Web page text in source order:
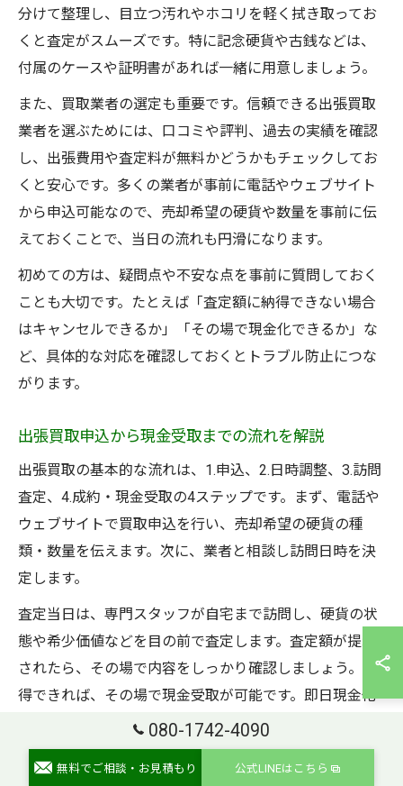
分けて整理し、目立つ汚れやホコリを軽く拭き取ってお
くと査定がスムーズです。特に記念硬貨や古銭などは、
付属のケースや証明書があれば一緒に用意しましょう。
また、買取業者の選定も重要です。信頼できる出張買取
業者を選ぶためには、口コミや評判、過去の実績を確認
し、出張費用や査定料が無料かどうかもチェックしてお
くと安心です。多くの業者が事前に電話やウェブサイト
から申込可能なので、売却希望の硬貨や数量を事前に伝
えておくことで、当日の流れも円滑になります。
初めての方は、疑問点や不安な点を事前に質問しておく
ことも大切です。たとえば「査定額に納得できない場合
はキャンセルできるか」「その場で現金化できるか」な
ど、具体的な対応を確認しておくとトラブル防止につな
がります。
出張買取申込から現金受取までの流れを解説
出張買取の基本的な流れは、1.申込、2.日時調整、3.訪問
査定、4.成約・現金受取の4ステップです。まず、電話や
ウェブサイトで買取申込を行い、売却希望の硬貨の種
類・数量を伝えます。次に、業者と相談し訪問日時を決
定します。
査定当日は、専門スタッフが自宅まで訪問し、硬貨の状
態や希少価値などを目の前で査定します。査定額が提示
されたら、その場で内容をしっかり確認しましょう。納
得できれば、その場で現金受取が可能です。即日現金化
を希望する方にとっては大きなメリットとなります。
注意点として、本人確認書類（運転免許証やマイナンバ
080-1742-4090
無料でご相談・お見積もり 公式LINEはこちら